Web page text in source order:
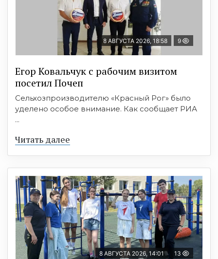
8 АВГУСТА 2026, 18:58 9
Егор Ковальчук с рабочим визитом
посетил Почеп
Сельхозпроизводителю «Красный Рог» было
уделено особое внимание. Как сообщает РИА
...
Читать далее
8 АВГУСТА 2026, 14:01 13